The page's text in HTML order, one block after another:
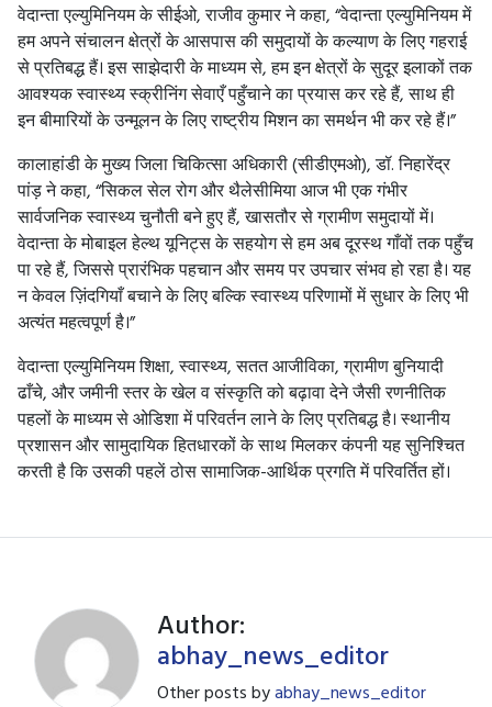
वेदान्ता एल्युमिनियम के सीईओ, राजीव कुमार ने कहा, “वेदान्ता एल्युमिनियम में
हम अपने संचालन क्षेत्रों के आसपास की समुदायों के कल्याण के लिए गहराई
से प्रतिबद्ध हैं। इस साझेदारी के माध्यम से, हम इन क्षेत्रों के सुदूर इलाकों तक
आवश्यक स्वास्थ्य स्क्रीनिंग सेवाएँ पहुँचाने का प्रयास कर रहे हैं, साथ ही
इन बीमारियों के उन्मूलन के लिए राष्ट्रीय मिशन का समर्थन भी कर रहे हैं।”
कालाहांडी के मुख्य जिला चिकित्सा अधिकारी (सीडीएमओ), डॉ. निहारेंद्र
पांड़ ने कहा, “सिकल सेल रोग और थैलेसीमिया आज भी एक गंभीर
सार्वजनिक स्वास्थ्य चुनौती बने हुए हैं, खासतौर से ग्रामीण समुदायों में।
वेदान्ता के मोबाइल हेल्थ यूनिट्स के सहयोग से हम अब दूरस्थ गाँवों तक पहुँच
पा रहे हैं, जिससे प्रारंभिक पहचान और समय पर उपचार संभव हो रहा है। यह
न केवल ज़िंदगियाँ बचाने के लिए बल्कि स्वास्थ्य परिणामों में सुधार के लिए भी
अत्यंत महत्वपूर्ण है।”
वेदान्ता एल्युमिनियम शिक्षा, स्वास्थ्य, सतत आजीविका, ग्रामीण बुनियादी
ढाँचे, और जमीनी स्तर के खेल व संस्कृति को बढ़ावा देने जैसी रणनीतिक
पहलों के माध्यम से ओडिशा में परिवर्तन लाने के लिए प्रतिबद्ध है। स्थानीय
प्रशासन और सामुदायिक हितधारकों के साथ मिलकर कंपनी यह सुनिश्चित
करती है कि उसकी पहलें ठोस सामाजिक-आर्थिक प्रगति में परिवर्तित हों।
Author:
abhay_news_editor
Other posts byabhay_news_editor